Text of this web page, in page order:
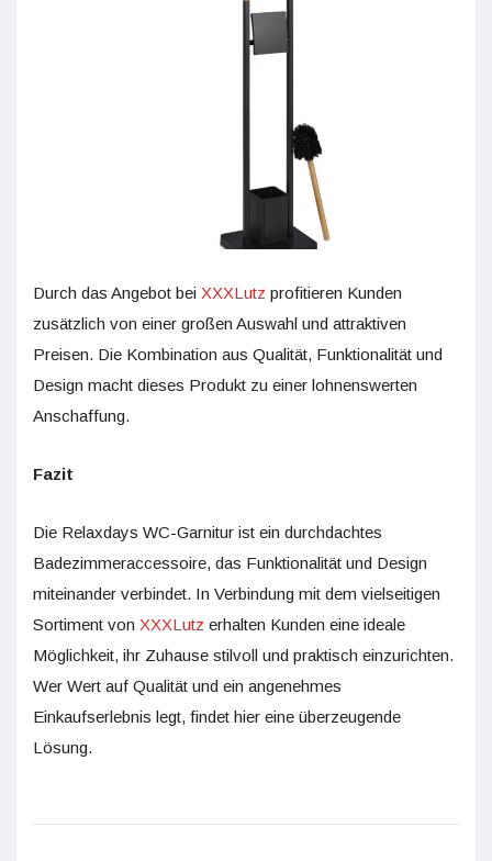
Durch das Angebot bei XXXLutz profitieren Kunden
zusätzlich von einer großen Auswahl und attraktiven
Preisen. Die Kombination aus Qualität, Funktionalität und
Design macht dieses Produkt zu einer lohnenswerten
Anschaffung.
Fazit
Die Relaxdays WC-Garnitur ist ein durchdachtes
Badezimmeraccessoire, das Funktionalität und Design
miteinander verbindet. In Verbindung mit dem vielseitigen
Sortiment von XXXLutz erhalten Kunden eine ideale
Möglichkeit, ihr Zuhause stilvoll und praktisch einzurichten.
Wer Wert auf Qualität und ein angenehmes
Einkaufserlebnis legt, findet hier eine überzeugende
Lösung.